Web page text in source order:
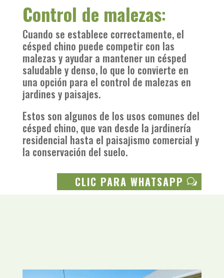
Control de malezas:
Cuando se establece correctamente, el
césped chino puede competir con las
malezas y ayudar a mantener un césped
saludable y denso, lo que lo convierte en
una opción para el control de malezas en
jardines y paisajes.
Estos son algunos de los usos comunes del
césped chino, que van desde la jardinería
residencial hasta el paisajismo comercial y
la conservación del suelo.
CLIC PARA WHATSAPP